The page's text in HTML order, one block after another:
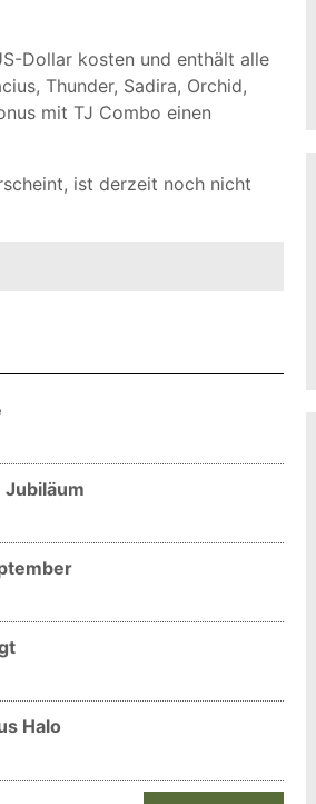
Dollar kosten und enthält alle
Thunder, Sadira, Orchid,
mit TJ Combo einen
ist derzeit noch nicht
Halo